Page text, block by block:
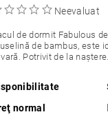
Neevaluat
de dormit Fabulous
de bambus, este
Potrivit de la naștere.
normal